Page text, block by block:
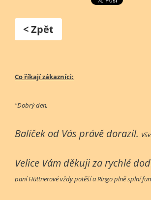
< Zpět
Co říkají zákazníci:
"Dobrý den,
Balíček od Vás právě dorazil.
Velice Vám děkuji za rychlé
paní Hüttnerové vždy potěší a Ringo plně splní